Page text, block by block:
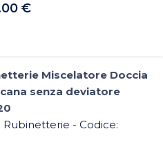
€
Miscelatore Doccia
senza deviatore
Rubinetterie - Codice: